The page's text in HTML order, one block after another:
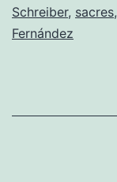
Schreiber, sacres,
Fernández